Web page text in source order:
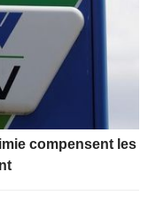
compensent les